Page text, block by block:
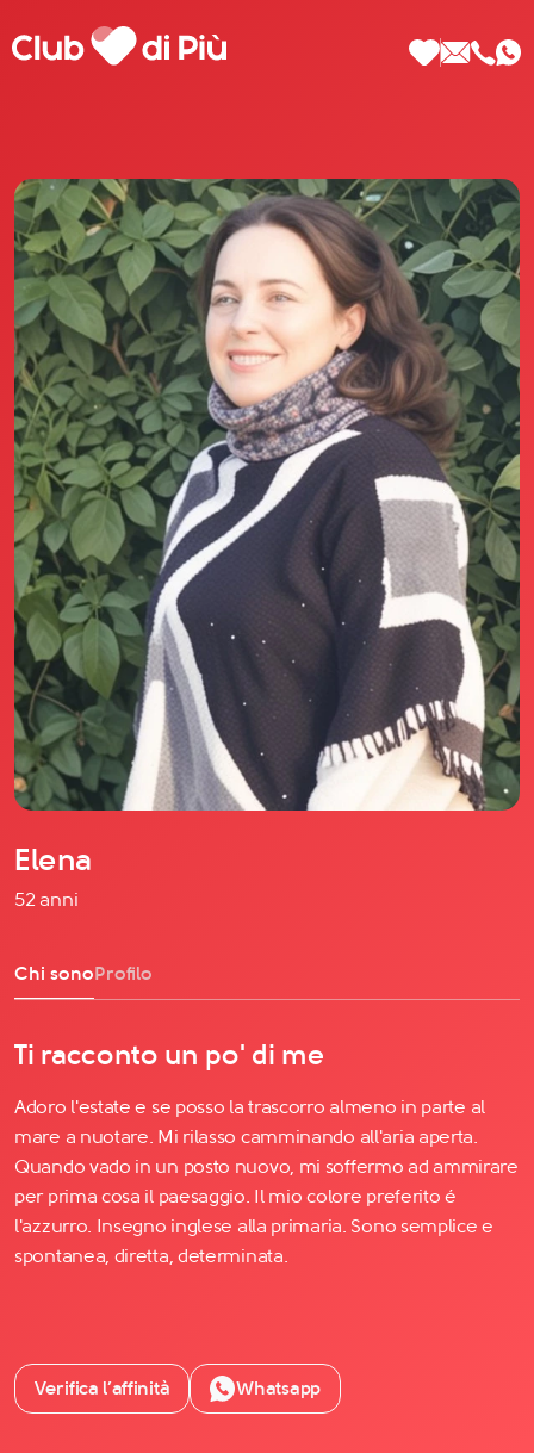
Scopri Club di Più
Le testimonianze Club di Più
La fondatrice Valeria Pilla
Annunci Donne
Agenzia matrimoniale Club di Più
Love Notebook
Il libro Donna di Cuori
Quanto costa Club di Più
Love Academy
Domande Frequenti
Impegno Sociale
Le nostre sedi
Facebook
YouTube
Instagram
TikTok
Elena
52 anni
Chi sonoProfilo
Ti racconto un po' di me
Adoro l'estate e se posso la trascorro almeno in parte al
mare a nuotare. Mi rilasso camminando all'aria aperta.
Quando vado in un posto nuovo, mi soffermo ad ammirare
per prima cosa il paesaggio. Il mio colore preferito é
l'azzurro. Insegno inglese alla primaria. Sono semplice e
spontanea, diretta, determinata.
Verifica l’affinità Whatsapp